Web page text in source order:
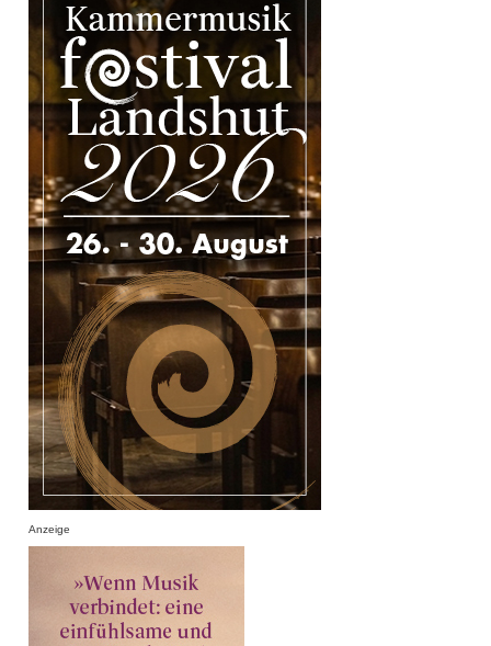
Anzeige